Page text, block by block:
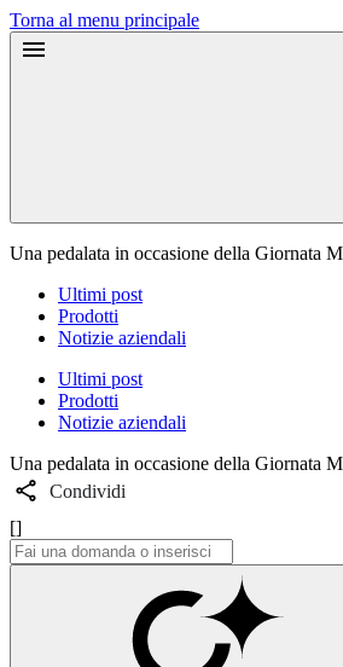
Torna al menu principale
Una pedalata in occasione della Giornata
Ultimi post
Prodotti
Notizie aziendali
Ultimi post
Prodotti
Notizie aziendali
Una pedalata in occasione della Giornata
Condividi
[]